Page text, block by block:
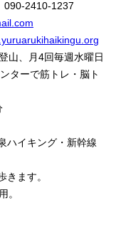
2410-1237
山、月4回毎週水曜日
ターで筋トレ・脳ト
ハイキング・新幹線
ます。
。